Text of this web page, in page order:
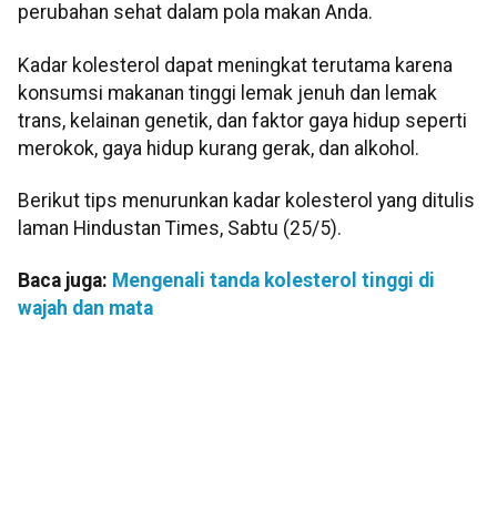
perubahan sehat dalam pola makan Anda.
Kadar kolesterol dapat meningkat terutama karena
konsumsi makanan tinggi lemak jenuh dan lemak
trans, kelainan genetik, dan faktor gaya hidup seperti
merokok, gaya hidup kurang gerak, dan alkohol.
Berikut tips menurunkan kadar kolesterol yang ditulis
laman Hindustan Times, Sabtu (25/5).
Baca juga: Mengenali tanda kolesterol tinggi di
wajah dan mata